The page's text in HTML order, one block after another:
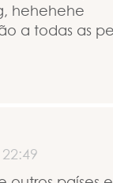
hehehehe
a todas as